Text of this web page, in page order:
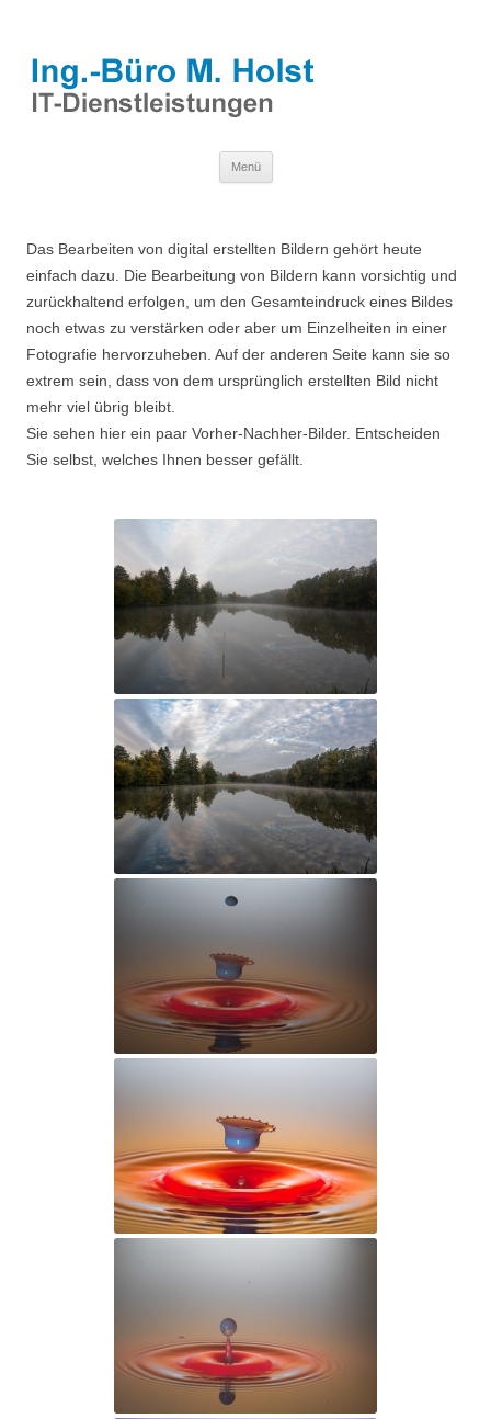
Menü
Das Bearbeiten von digital erstellten Bildern gehört heute
einfach dazu. Die Bearbeitung von Bildern kann vorsichtig und
zurückhaltend erfolgen, um den Gesamteindruck eines Bildes
noch etwas zu verstärken oder aber um Einzelheiten in einer
Fotografie hervorzuheben. Auf der anderen Seite kann sie so
extrem sein, dass von dem ursprünglich erstellten Bild nicht
mehr viel übrig bleibt.
Sie sehen hier ein paar Vorher-Nachher-Bilder. Entscheiden
Sie selbst, welches Ihnen besser gefällt.